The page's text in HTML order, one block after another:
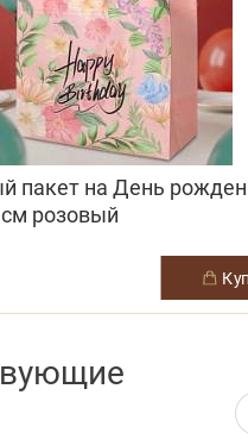
пакет на День
розовый